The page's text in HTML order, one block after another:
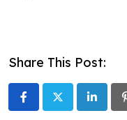
Share This Post:
LinkedIn